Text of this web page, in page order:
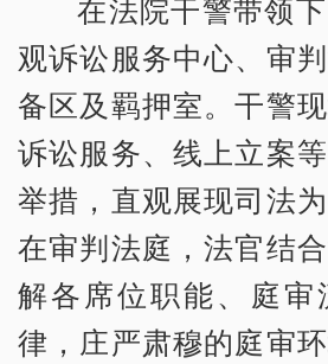
在法院干警带领
观诉讼服务中心、审
备区及羁押室。干警
诉讼服务、线上立案
举措，直观展现司法为
在审判法庭，法官结
解各席位职能、庭审
律，庄严肃穆的庭审